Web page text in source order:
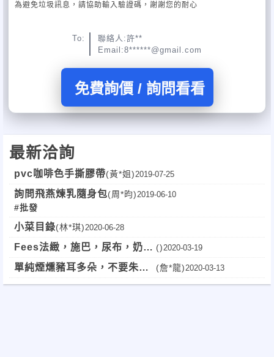
為避免垃圾訊息，請協助輸入驗證碼，謝謝您的耐心
To:
聯絡人:許**
Email:8******@gmail.com
免費詢價 / 詢問看看
最新洽詢
pvc咖啡色手撕膠帶(黃*姐) 2019-07-25
詢問飛燕煉乳隨身包(周*昀) 2019-06-10
#批發
小菜目錄(林*琪) 2020-06-28
Fees法緻，施巴，尿布，奶
粉，濕紙巾，日用品，玩具批
() 2020-03-19
單純煙燻豬耳多朵，不要朱頭
皮
(詹*龍) 2020-03-13